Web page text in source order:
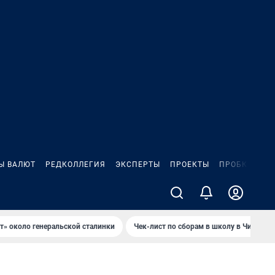
ВАЛЮТ РЕДКОЛЛЕГИЯ ЭКСПЕРТЫ ПРОЕКТЫ ПРОБКИ
около генеральской сталинки Чек-лист по сборам в школу в Чите